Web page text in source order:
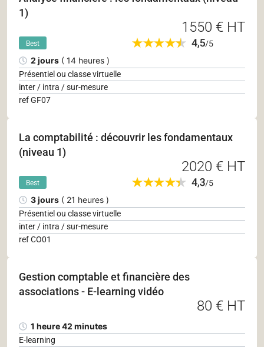
1)
1550 € HT
Best
2 jours ( 14 heures )
Présentiel ou classe virtuelle
inter / intra / sur-mesure
ref GF07
La comptabilité : découvrir les fondamentaux
(niveau 1)
2020 € HT
Best
3 jours ( 21 heures )
Présentiel ou classe virtuelle
inter / intra / sur-mesure
ref CO01
Gestion comptable et financière des
associations - E-learning vidéo
80 € HT
1 heure 42 minutes
E-learning